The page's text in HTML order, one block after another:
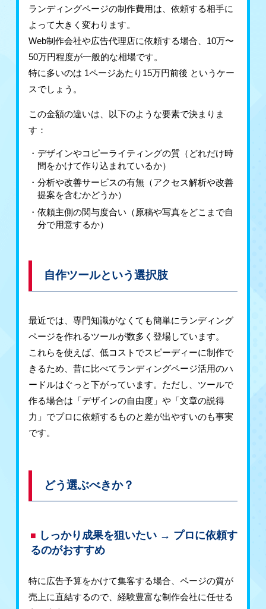
ランディングページの制作費用は、依頼する相手に
よって大きく変わります。
Web制作会社や広告代理店に依頼する場合、10万〜
50万円程度が一般的な相場です。
特に多いのは 1ページあたり15万円前後 というケー
スでしょう。
この金額の違いは、以下のような要素で決まりま
す：
デザインやコピーライティングの質（どれだけ時
間をかけて作り込まれているか）
分析や改善サービスの有無（アクセス解析や改善
提案を含むかどうか）
依頼主側の関与度合い（原稿や写真をどこまで自
分で用意するか）
自作ツールという選択肢
最近では、専門知識がなくても簡単にランディング
ページを作れるツールが数多く登場しています。
これらを使えば、低コストでスピーディーに制作で
きるため、昔に比べてランディングページ活用のハ
ードルはぐっと下がっています。ただし、ツールで
作る場合は「デザインの自由度」や「文章の説得
力」でプロに依頼するものと差が出やすいのも事実
です。
どう選ぶべきか？
しっかり成果を狙いたい → プロに依頼す
るのがおすすめ
特に広告予算をかけて集客する場合、ページの質が
売上に直結するので、経験豊富な制作会社に任せる